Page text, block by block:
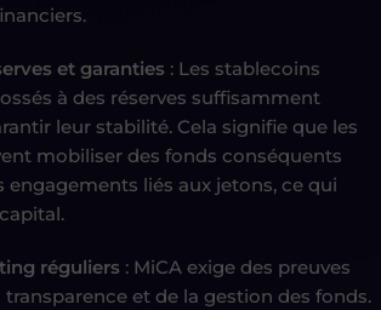
et garanties : Les stablecoins
à des réserves suffisamment
leur stabilité. Cela signifie que les
mobiliser des fonds conséquents
engagements liés aux jetons, ce qui
réguliers : MiCA exige des preuves
transparence et de la gestion des fonds.